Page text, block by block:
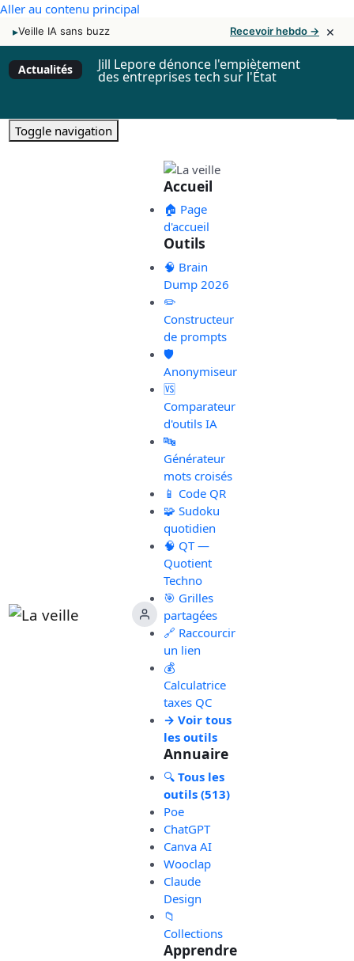
Aller au contenu principal
▸Veille IA sans buzz Recevoir hebdo → ×
Actualités Jill Lepore dénonce l'empiètement
des entreprises tech sur l'État
Toggle navigation
Accueil
🏠 Page
d'accueil
Outils
🧠 Brain
Dump 2026
✏️
Constructeur
de prompts
🛡️
Anonymiseur
🆚
Comparateur
d'outils IA
🔤
Générateur
mots croisés
📱 Code QR
🧩 Sudoku
quotidien
🧠 QT —
Quotient
Techno
🎯 Grilles
partagées
🔗 Raccourcir
un lien
💰
Calculatrice
taxes QC
→ Voir tous
les outils
Annuaire
🔍 Tous les
outils (513)
Poe
ChatGPT
Canva AI
Wooclap
Claude
Design
📁
Collections
Apprendre